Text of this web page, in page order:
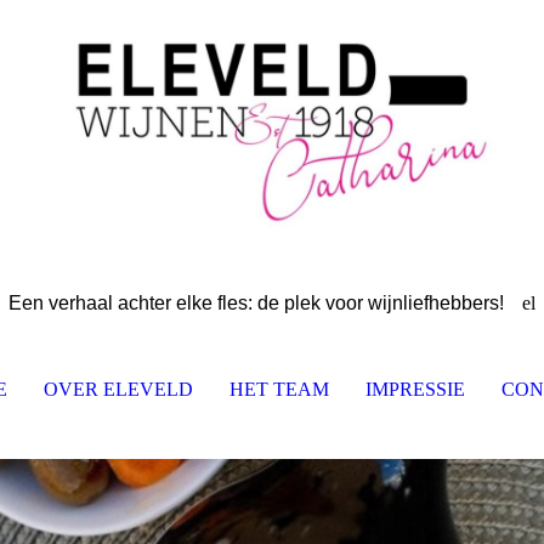
Een verhaal achter elke fles: de plek voor wijnliefhebbers! el
OVER ELEVELD HET TEAM IMPRESSIE